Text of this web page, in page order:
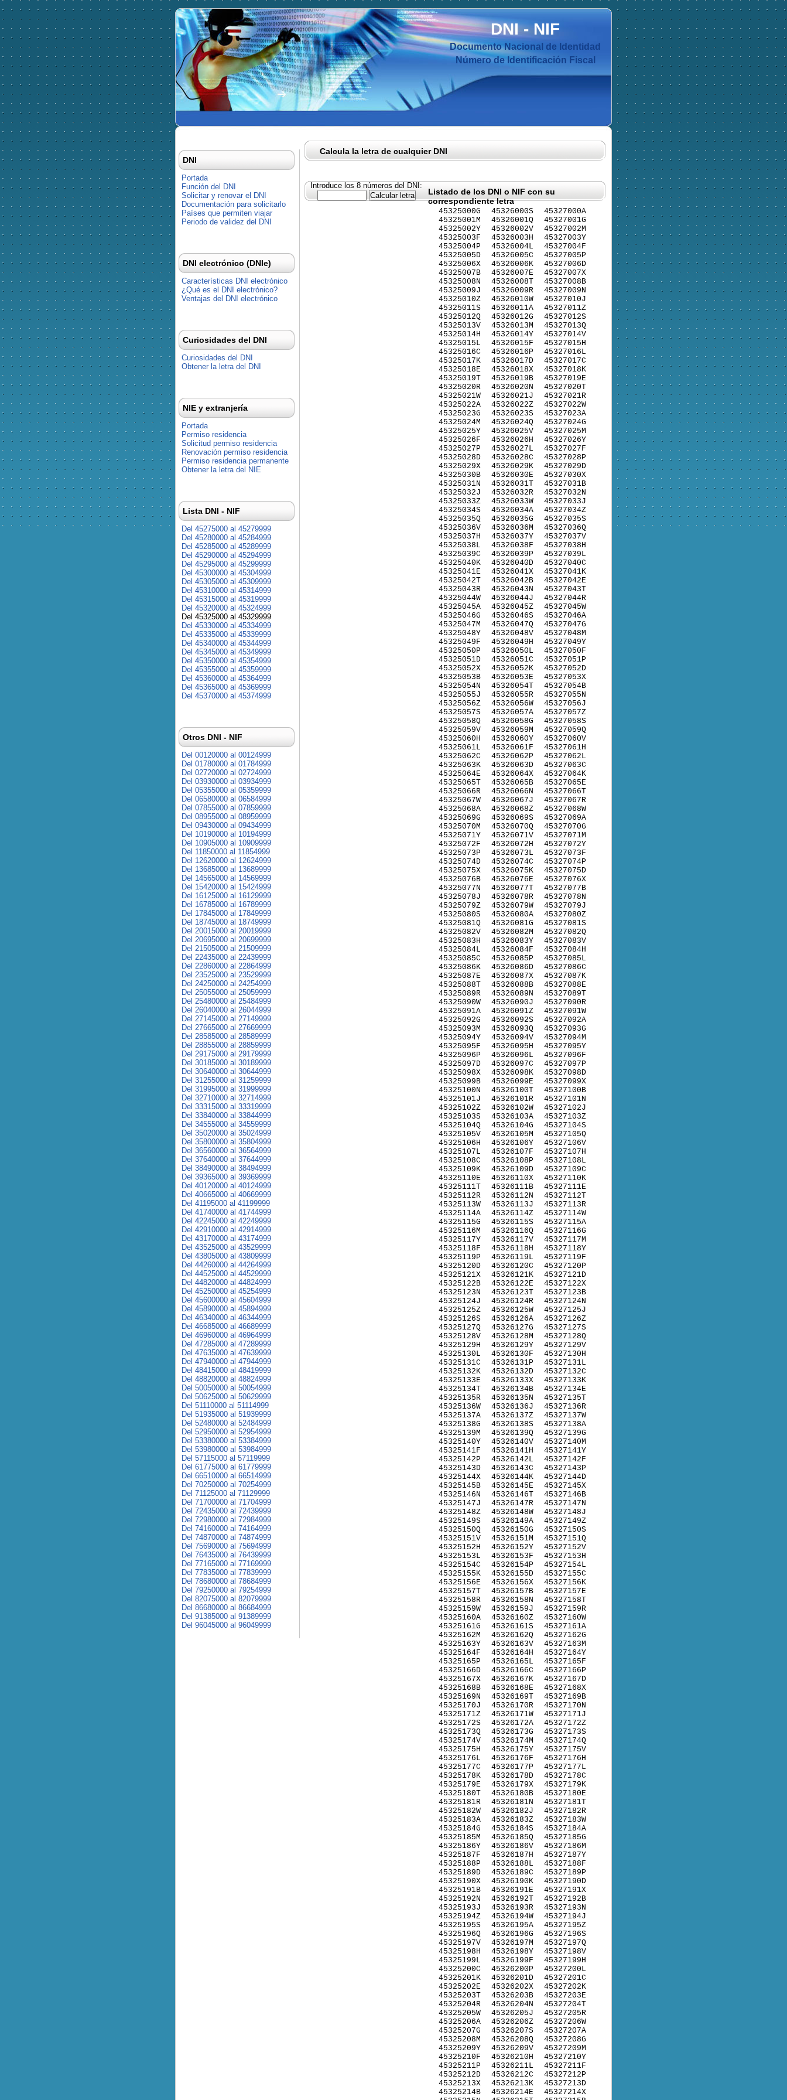
DNI-NIF
Documento Nacional de Identidad
Número de Identificación Fiscal
Calcula la letra de cualquier DNI
Introduce los 8 números del DNI:
Listado de los DNI o NIF con su
correspondiente letra
45325000G
45325001M
45325002Y
45325003F
45325004P
45325005D
45325006X
45325007B
45325008N
45325009J
45325010Z
45325011S
45325012Q
45325013V
45325014H
45325015L
45325016C
45325017K
45325018E
45325019T
45325020R
45325021W
45325022A
45325023G
45325024M
45325025Y
45325026F
45325027P
45325028D
45325029X
45325030B
45325031N
45325032J
45325033Z
45325034S
45325035Q
45325036V
45325037H
45325038L
45325039C
45325040K
45325041E
45325042T
45325043R
45325044W
45325045A
45325046G
45325047M
45325048Y
45325049F
45325050P
45325051D
45325052X
45325053B
45325054N
45325055J
45325056Z
45325057S
45325058Q
45325059V
45325060H
45325061L
45325062C
45325063K
45325064E
45325065T
45325066R
45325067W
45325068A
45325069G
45325070M
45325071Y
45325072F
45325073P
45325074D
45325075X
45325076B
45325077N
45325078J
45325079Z
45325080S
45325081Q
45325082V
45325083H
45325084L
45325085C
45325086K
45325087E
45325088T
45325089R
45325090W
45325091A
45325092G
45325093M
45325094Y
45325095F
45325096P
45325097D
45325098X
45325099B
45325100N
45325101J
45325102Z
45325103S
45325104Q
45325105V
45325106H
45325107L
45325108C
45325109K
45325110E
45325111T
45325112R
45325113W
45325114A
45325115G
45325116M
45325117Y
45325118F
45325119P
45325120D
45325121X
45325122B
45325123N
45325124J
45325125Z
45325126S
45325127Q
45325128V
45325129H
45325130L
45325131C
45325132K
45325133E
45325134T
45325135R
45325136W
45325137A
45325138G
45325139M
45325140Y
45325141F
45325142P
45325143D
45325144X
45325145B
45325146N
45325147J
45325148Z
45325149S
45325150Q
45325151V
45325152H
45325153L
45325154C
45325155K
45325156E
45325157T
45325158R
45325159W
45325160A
45325161G
45325162M
45325163Y
45325164F
45325165P
45325166D
45325167X
45325168B
45325169N
45325170J
45325171Z
45325172S
45325173Q
45325174V
45325175H
45325176L
45325177C
45325178K
45325179E
45325180T
45325181R
45325182W
45325183A
45325184G
45325185M
45325186Y
45325187F
45325188P
45325189D
45325190X
45325191B
45325192N
45325193J
45325194Z
45325195S
45325196Q
45325197V
45325198H
45325199L
45325200C
45325201K
45325202E
45325203T
45325204R
45325205W
45325206A
45325207G
45325208M
45325209Y
45325210F
45325211P
45325212D
45325213X
45325214B
45326000S
45326001Q
45326002V
45326003H
45326004L
45326005C
45326006K
45326007E
45326008T
45326009R
45326010W
45326011A
45326012G
45326013M
45326014Y
45326015F
45326016P
45326017D
45326018X
45326019B
45326020N
45326021J
45326022Z
45326023S
45326024Q
45326025V
45326026H
45326027L
45326028C
45326029K
45326030E
45326031T
45326032R
45326033W
45326034A
45326035G
45326036M
45326037Y
45326038F
45326039P
45326040D
45326041X
45326042B
45326043N
45326044J
45326045Z
45326046S
45326047Q
45326048V
45326049H
45326050L
45326051C
45326052K
45326053E
45326054T
45326055R
45326056W
45326057A
45326058G
45326059M
45326060Y
45326061F
45326062P
45326063D
45326064X
45326065B
45326066N
45326067J
45326068Z
45326069S
45326070Q
45326071V
45326072H
45326073L
45326074C
45326075K
45326076E
45326077T
45326078R
45326079W
45326080A
45326081G
45326082M
45326083Y
45326084F
45326085P
45326086D
45326087X
45326088B
45326089N
45326090J
45326091Z
45326092S
45326093Q
45326094V
45326095H
45326096L
45326097C
45326098K
45326099E
45326100T
45326101R
45326102W
45326103A
45326104G
45326105M
45326106Y
45326107F
45326108P
45326109D
45326110X
45326111B
45326112N
45326113J
45326114Z
45326115S
45326116Q
45326117V
45326118H
45326119L
45326120C
45326121K
45326122E
45326123T
45326124R
45326125W
45326126A
45326127G
45326128M
45326129Y
45326130F
45326131P
45326132D
45326133X
45326134B
45326135N
45326136J
45326137Z
45326138S
45326139Q
45326140V
45326141H
45326142L
45326143C
45326144K
45326145E
45326146T
45326147R
45326148W
45326149A
45326150G
45326151M
45326152Y
45326153F
45326154P
45326155D
45326156X
45326157B
45326158N
45326159J
45326160Z
45326161S
45326162Q
45326163V
45326164H
45326165L
45326166C
45326167K
45326168E
45326169T
45326170R
45326171W
45326172A
45326173G
45326174M
45326175Y
45326176F
45326177P
45326178D
45326179X
45326180B
45326181N
45326182J
45326183Z
45326184S
45326185Q
45326186V
45326187H
45326188L
45326189C
45326190K
45326191E
45326192T
45326193R
45326194W
45326195A
45326196G
45326197M
45326198Y
45326199F
45326200P
45326201D
45326202X
45326203B
45326204N
45326205J
45326206Z
45326207S
45326208Q
45326209V
45326210H
45326211L
45326212C
45326213K
45326214E
45327000A
45327001G
45327002M
45327003Y
45327004F
45327005P
45327006D
45327007X
45327008B
45327009N
45327010J
45327011Z
45327012S
45327013Q
45327014V
45327015H
45327016L
45327017C
45327018K
45327019E
45327020T
45327021R
45327022W
45327023A
45327024G
45327025M
45327026Y
45327027F
45327028P
45327029D
45327030X
45327031B
45327032N
45327033J
45327034Z
45327035S
45327036Q
45327037V
45327038H
45327039L
45327040C
45327041K
45327042E
45327043T
45327044R
45327045W
45327046A
45327047G
45327048M
45327049Y
45327050F
45327051P
45327052D
45327053X
45327054B
45327055N
45327056J
45327057Z
45327058S
45327059Q
45327060V
45327061H
45327062L
45327063C
45327064K
45327065E
45327066T
45327067R
45327068W
45327069A
45327070G
45327071M
45327072Y
45327073F
45327074P
45327075D
45327076X
45327077B
45327078N
45327079J
45327080Z
45327081S
45327082Q
45327083V
45327084H
45327085L
45327086C
45327087K
45327088E
45327089T
45327090R
45327091W
45327092A
45327093G
45327094M
45327095Y
45327096F
45327097P
45327098D
45327099X
45327100B
45327101N
45327102J
45327103Z
45327104S
45327105Q
45327106V
45327107H
45327108L
45327109C
45327110K
45327111E
45327112T
45327113R
45327114W
45327115A
45327116G
45327117M
45327118Y
45327119F
45327120P
45327121D
45327122X
45327123B
45327124N
45327125J
45327126Z
45327127S
45327128Q
45327129V
45327130H
45327131L
45327132C
45327133K
45327134E
45327135T
45327136R
45327137W
45327138A
45327139G
45327140M
45327141Y
45327142F
45327143P
45327144D
45327145X
45327146B
45327147N
45327148J
45327149Z
45327150S
45327151Q
45327152V
45327153H
45327154L
45327155C
45327156K
45327157E
45327158T
45327159R
45327160W
45327161A
45327162G
45327163M
45327164Y
45327165F
45327166P
45327167D
45327168X
45327169B
45327170N
45327171J
45327172Z
45327173S
45327174Q
45327175V
45327176H
45327177L
45327178C
45327179K
45327180E
45327181T
45327182R
45327183W
45327184A
45327185G
45327186M
45327187Y
45327188F
45327189P
45327190D
45327191X
45327192B
45327193N
45327194J
45327195Z
45327196S
45327197Q
45327198V
45327199H
45327200L
45327201C
45327202K
45327203E
45327204T
45327205R
45327206W
45327207A
45327208G
45327209M
45327210Y
45327211F
45327212P
45327213D
45327214X
DNI
Portada
Función del DNI
Solicitar y renovar el DNI
Documentación para solicitarlo
Países que permiten viajar
Periodo de validez del DNI
DNI electrónico (DNIe)
Características DNI electrónico
¿Qué es el DNI electrónico?
Ventajas del DNI electrónico
Curiosidades del DNI
Curiosidades del DNI
Obtener la letra del DNI
NIE y extranjería
Portada
Permiso residencia
Solicitud permiso residencia
Renovación permiso residencia
Permiso residencia permanente
Obtener la letra del NIE
Lista DNI - NIF
Del 45275000 al 45279999
Del 45280000 al 45284999
Del 45285000 al 45289999
Del 45290000 al 45294999
Del 45295000 al 45299999
Del 45300000 al 45304999
Del 45305000 al 45309999
Del 45310000 al 45314999
Del 45315000 al 45319999
Del 45320000 al 45324999
Del 45325000 al 45329999
Del 45330000 al 45334999
Del 45335000 al 45339999
Del 45340000 al 45344999
Del 45345000 al 45349999
Del 45350000 al 45354999
Del 45355000 al 45359999
Del 45360000 al 45364999
Del 45365000 al 45369999
Del 45370000 al 45374999
Otros DNI - NIF
Del 00120000 al 00124999
Del 01780000 al 01784999
Del 02720000 al 02724999
Del 03930000 al 03934999
Del 05355000 al 05359999
Del 06580000 al 06584999
Del 07855000 al 07859999
Del 08955000 al 08959999
Del 09430000 al 09434999
Del 10190000 al 10194999
Del 10905000 al 10909999
Del 11850000 al 11854999
Del 12620000 al 12624999
Del 13685000 al 13689999
Del 14565000 al 14569999
Del 15420000 al 15424999
Del 16125000 al 16129999
Del 16785000 al 16789999
Del 17845000 al 17849999
Del 18745000 al 18749999
Del 20015000 al 20019999
Del 20695000 al 20699999
Del 21505000 al 21509999
Del 22435000 al 22439999
Del 22860000 al 22864999
Del 23525000 al 23529999
Del 24250000 al 24254999
Del 25055000 al 25059999
Del 25480000 al 25484999
Del 26040000 al 26044999
Del 27145000 al 27149999
Del 27665000 al 27669999
Del 28585000 al 28589999
Del 28855000 al 28859999
Del 29175000 al 29179999
Del 30185000 al 30189999
Del 30640000 al 30644999
Del 31255000 al 31259999
Del 31995000 al 31999999
Del 32710000 al 32714999
Del 33315000 al 33319999
Del 33840000 al 33844999
Del 34555000 al 34559999
Del 35020000 al 35024999
Del 35800000 al 35804999
Del 36560000 al 36564999
Del 37640000 al 37644999
Del 38490000 al 38494999
Del 39365000 al 39369999
Del 40120000 al 40124999
Del 40665000 al 40669999
Del 41195000 al 41199999
Del 41740000 al 41744999
Del 42245000 al 42249999
Del 42910000 al 42914999
Del 43170000 al 43174999
Del 43525000 al 43529999
Del 43805000 al 43809999
Del 44260000 al 44264999
Del 44525000 al 44529999
Del 44820000 al 44824999
Del 45250000 al 45254999
Del 45600000 al 45604999
Del 45890000 al 45894999
Del 46340000 al 46344999
Del 46685000 al 46689999
Del 46960000 al 46964999
Del 47285000 al 47289999
Del 47635000 al 47639999
Del 47940000 al 47944999
Del 48415000 al 48419999
Del 48820000 al 48824999
Del 50050000 al 50054999
Del 50625000 al 50629999
Del 51110000 al 51114999
Del 51935000 al 51939999
Del 52480000 al 52484999
Del 52950000 al 52954999
Del 53380000 al 53384999
Del 53980000 al 53984999
Del 57115000 al 57119999
Del 61775000 al 61779999
Del 66510000 al 66514999
Del 70250000 al 70254999
Del 71125000 al 71129999
Del 71700000 al 71704999
Del 72435000 al 72439999
Del 72980000 al 72984999
Del 74160000 al 74164999
Del 74870000 al 74874999
Del 75690000 al 75694999
Del 76435000 al 76439999
Del 77165000 al 77169999
Del 77835000 al 77839999
Del 78680000 al 78684999
Del 79250000 al 79254999
Del 82075000 al 82079999
Del 86680000 al 86684999
Del 91385000 al 91389999
Del 96045000 al 96049999